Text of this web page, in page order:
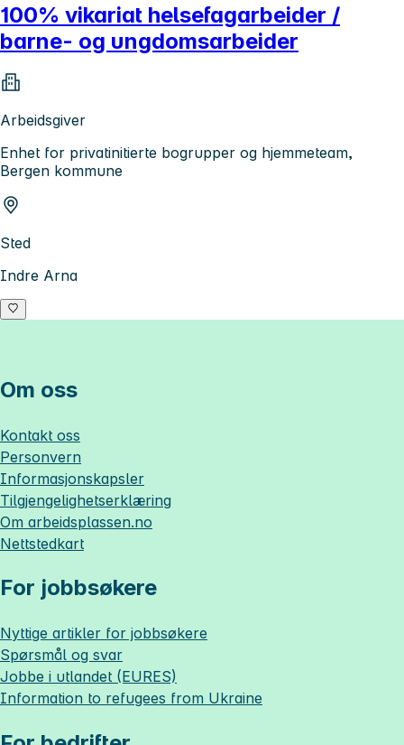
100% vikariat helsefagarbeider /
barne- og ungdomsarbeider
Arbeidsgiver
Enhet for privatinitierte bogrupper og hjemmeteam,
Bergen kommune
Sted
Indre Arna
Om oss
Kontakt oss
Personvern
Informasjonskapsler
Tilgjengelighetserklæring
Om arbeidsplassen.no
Nettstedkart
For jobbsøkere
Nyttige artikler for jobbsøkere
Spørsmål og svar
Jobbe i utlandet (EURES)
Information to refugees from Ukraine